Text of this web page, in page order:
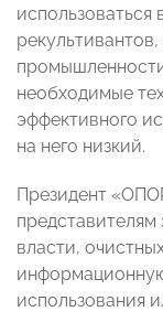
использоваться
необходимые
эффективного
на него низкий.
Президент
власти,
использования